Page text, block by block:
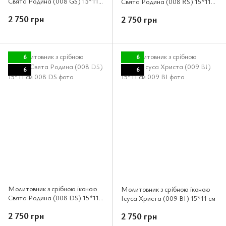
2 750 грн 2 750 грн
6
6
Молитовник з срібною іконою
Свята Родина (008 DS) 15*11
2 750 грн
6
6
Молитовник з срібною іконою
Ісуса Христа (009 BI) 15*11 см
2 750 грн